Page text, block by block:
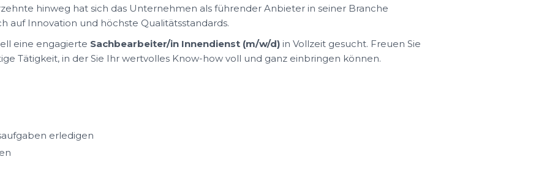
hinweg hat sich das Unternehmen als führender Anbieter in seiner Branche
auf Innovation und höchste Qualitätsstandards.
eine engagierte Sachbearbeiter/in Innendienst (m/w/d) in Vollzeit gesucht. Freuen Sie
Tätigkeit, in der Sie Ihr wertvolles Know-how voll und ganz einbringen können.
erledigen